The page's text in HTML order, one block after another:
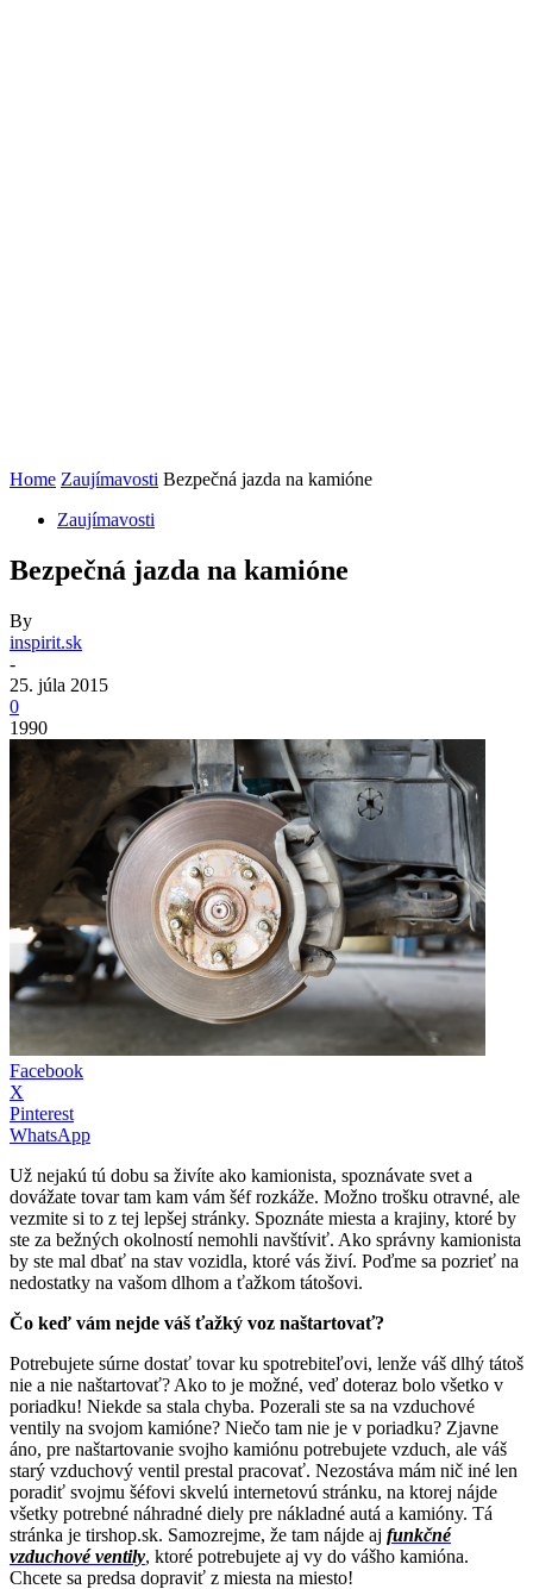
Home Zaujímavosti Bezpečná jazda na kamióne
Zaujímavosti
Bezpečná jazda na kamióne
By
inspirit.sk
-
25. júla 2015
0
1990
Facebook
X
Pinterest
WhatsApp
Už nejakú tú dobu sa živíte ako kamionista, spoznávate svet a
dovážate tovar tam kam vám šéf rozkáže. Možno trošku otravné, ale
vezmite si to z tej lepšej stránky. Spoznáte miesta a krajiny, ktoré by
ste za bežných okolností nemohli navštíviť. Ako správny kamionista
by ste mal dbať na stav vozidla, ktoré vás živí. Poďme sa pozrieť na
nedostatky na vašom dlhom a ťažkom tátošovi.
Čo keď vám nejde váš ťažký voz naštartovať?
Potrebujete súrne dostať tovar ku spotrebiteľovi, lenže váš dlhý tátoš
nie a nie naštartovať? Ako to je možné, veď doteraz bolo všetko v
poriadku! Niekde sa stala chyba. Pozerali ste sa na vzduchové
ventily na svojom kamióne? Niečo tam nie je v poriadku? Zjavne
áno, pre naštartovanie svojho kamiónu potrebujete vzduch, ale váš
starý vzduchový ventil prestal pracovať. Nezostáva mám nič iné len
poradiť svojmu šéfovi skvelú internetovú stránku, na ktorej nájde
všetky potrebné náhradné diely pre nákladné autá a kamióny. Tá
stránka je tirshop.sk. Samozrejme, že tam nájde aj funkčné
vzduchové ventily, ktoré potrebujete aj vy do vášho kamióna.
Chcete sa predsa dopraviť z miesta na miesto!